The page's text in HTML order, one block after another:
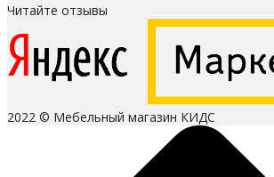
Читайте отзывы
2022 © Мебельный магазин КИДС